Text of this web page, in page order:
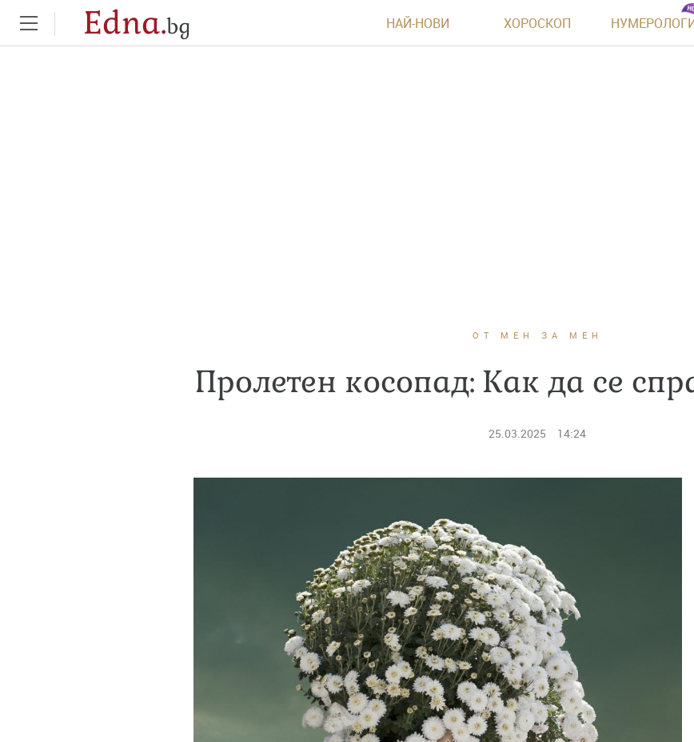
Edna.bg НАЙ-НОВИ ХОРОСКОП
ОТ МЕН ЗА МЕН
Пролетен косопад: Как да се
25.03.2025 14:24